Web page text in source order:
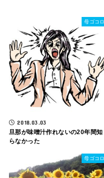
母ゴコロ
2018.03.03
旦那が味噌汁作れないの20年間知
らなかった
母ゴコロ